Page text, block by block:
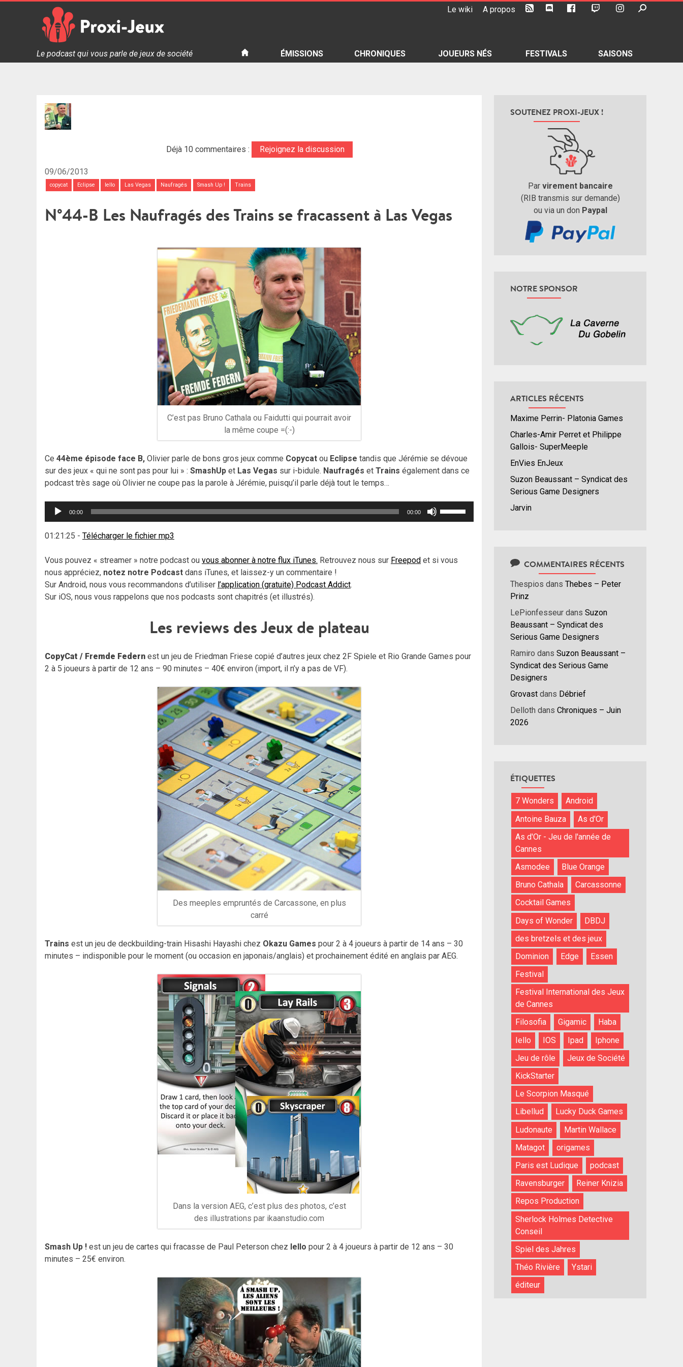
Le wiki A propos
Proxi Jeux - Le podcast qui vous parle de jeux de société
Le podcast qui vous parle de jeux de société ÉMISSIONS CHRONIQUES JOUEURS NÉS FESTIVALS SAISONS
Déjà 10 commentaires : Rejoignez la discussion
09/06/2013
copycat Eclipse Iello Las Vegas Naufragés Smash Up ! Trains
N°44-B Les Naufragés des Trains se fracassent à Las Vegas
C’est pas Bruno Cathala ou Faidutti qui pourrait avoir
la même coupe =(:-)
Ce 44ème épisode face B, Olivier parle de bons gros jeux comme Copycat ou Eclipse tandis que Jérémie se dévoue
sur des jeux « qui ne sont pas pour lui » : SmashUp et Las Vegas sur i-bidule. Naufragés et Trains également dans ce
podcast très sage où Olivier ne coupe pas la parole à Jérémie, puisqu’il parle déjà tout le temps…
Lecteur
00:00 00:00
01:21:25 - Télécharger le fichier mp3
Vous pouvez « streamer » notre podcast ou vous abonner à notre flux iTunes. Retrouvez nous sur Freepod et si vous
nous appréciez, notez notre Podcast dans iTunes, et laissez-y un commentaire !
Sur Android, nous vous recommandons d’utiliser l’application (gratuite) Podcast Addict.
Sur iOS, nous vous rappelons que nos podcasts sont chapitrés (et illustrés).
Les reviews des Jeux de plateau
CopyCat / Fremde Federn est un jeu de Friedman Friese copié d’autres jeux chez 2F Spiele et Rio Grande Games pour
2 à 5 joueurs à partir de 12 ans – 90 minutes – 40€ environ (import, il n’y a pas de VF).
Des meeples empruntés de Carcassone, en plus
carré
Trains est un jeu de deckbuilding-train Hisashi Hayashi chez Okazu Games pour 2 à 4 joueurs à partir de 14 ans – 30
minutes – indisponible pour le moment (ou occasion en japonais/anglais) et prochainement édité en anglais par AEG.
Dans la version AEG, c’est plus des photos, c’est
des illustrations par ikaanstudio.com
Smash Up ! est un jeu de cartes qui fracasse de Paul Peterson chez Iello pour 2 à 4 joueurs à partir de 12 ans – 30
minutes – 25€ environ.
SOUTENEZ PROXI-JEUX !
Par virement bancaire
(RIB transmis sur demande)
ou via un don Paypal
NOTRE SPONSOR
ARTICLES RÉCENTS
Maxime Perrin- Platonia Games
Charles-Amir Perret et Philippe
Gallois- SuperMeeple
EnVies EnJeux
Suzon Beaussant – Syndicat des
Serious Game Designers
Jarvin
COMMENTAIRES RÉCENTS
Thespios dans Thebes – Peter
Prinz
LePionfesseur dans Suzon
Beaussant – Syndicat des
Serious Game Designers
Ramiro dans Suzon Beaussant –
Syndicat des Serious Game
Designers
Grovast dans Débrief
Delloth dans Chroniques – Juin
2026
ÉTIQUETTES
7 Wonders
Android
Antoine Bauza
As d'Or
As d'Or - Jeu de l'année de
Cannes
Asmodee
Blue Orange
Bruno Cathala
Carcassonne
Cocktail Games
Days of Wonder
DBDJ
des bretzels et des jeux
Dominion
Edge
Essen
Festival
Festival International des Jeux
de Cannes
Filosofia
Gigamic
Haba
Iello
IOS Ipad
Iphone
Jeu de rôle
Jeux de Société
KickStarter
Le Scorpion Masqué
Libellud
Lucky Duck Games
Ludonaute
Martin Wallace
Matagot
origames
Paris est Ludique
podcast
Ravensburger
Reiner Knizia
Repos Production
Sherlock Holmes Detective
Conseil
Spiel des Jahres
Théo Rivière
Ystari
éditeur